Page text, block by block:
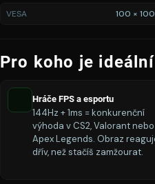
VESA 100 ×
Pro koho je ideální
Hráče FPS a esportu
144Hz + 1ms = konkurenční
výhoda v CS2, Valorant nebo
Apex Legends. Obraz
dřív, než stačíš zamžourat.